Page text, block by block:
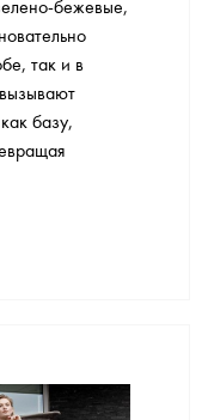
бежевые,
так и в
базу,